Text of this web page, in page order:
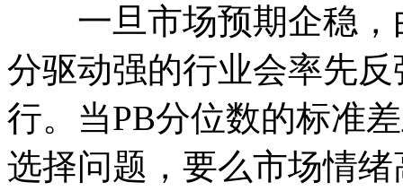
一旦市场预期企稳，
分驱动强的行业会率先
行。当PB分位数的标准
选择问题，要么市场情